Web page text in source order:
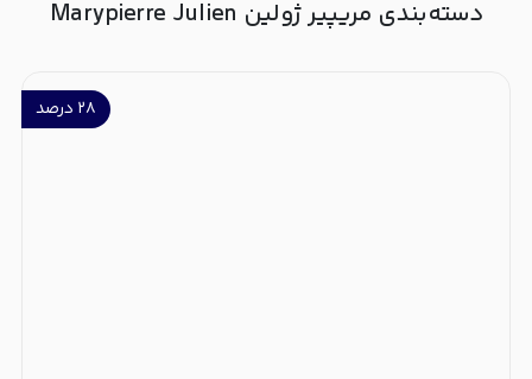
دسته‌بندی مریپیر ژولین Marypierre Julien
۲۸ درصد